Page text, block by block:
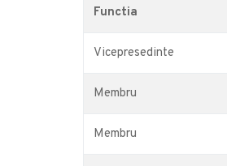
Functia
Vicepresedinte
Membru
Membru